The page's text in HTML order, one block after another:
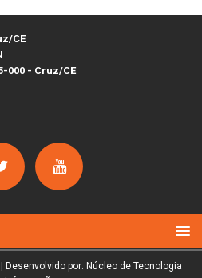
CE
000 - Cruz/CE
por: Núcleo de Tecnologia